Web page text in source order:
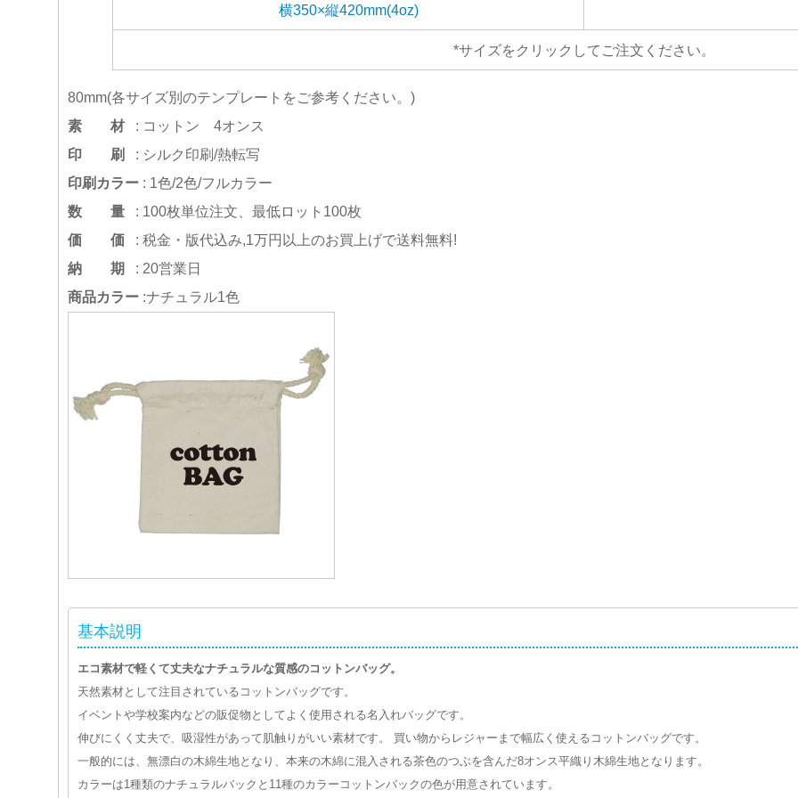
横350×縦420mm(4oz)
*サイズをクリックしてご注文ください。
80mm(各サイズ別のテンプレートをご参考ください。)
素 材 : コットン 4オンス
印 刷
: シルク印刷/熱転写
印刷カラー : 1色/2色/フルカラー
数 量 : 100枚単位注文、最低ロット100枚
価 価 : 税金・版代込み,1万円以上のお買上げで送料無料!
納 期
: 20営業日
商品カラー :ナチュラル1色
基本説明
エコ素材で軽くて丈夫なナチュラルな質感のコットンバッグ。
天然素材として注目されているコットンバッグです。
イベントや学校案内などの販促物としてよく使用される名入れバッグです。
伸びにくく丈夫で、吸湿性があって肌触りがいい素材です。 買い物からレジャーまで幅広く使えるコットンバッグです。
一般的には、無漂白の木綿生地となり、本来の木綿に混入される茶色のつぶを含んだ8オンス平織り木綿生地となります。
カラーは1種類のナチュラルバックと11種のカラーコットンバックの色が用意されています。